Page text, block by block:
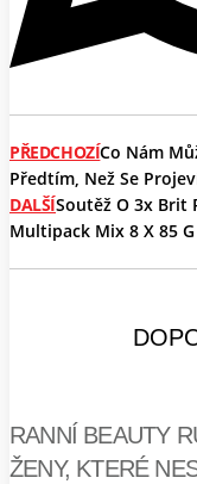
PŘEDCHOZÍCo Nám
Předtím, Než Se
DALŠÍSoutěž O 3x Brit
Multipack Mix 8 X 85 G
RANNÍ BEAUTY
ŽENY, KTERÉ